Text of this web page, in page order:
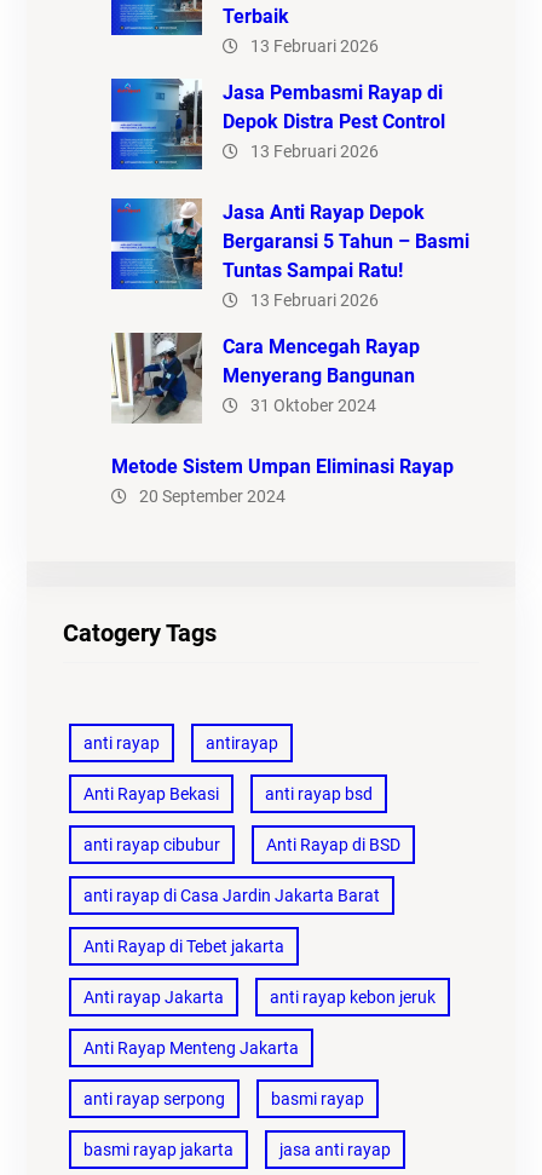
Terbaik
13 Februari 2026
Jasa Pembasmi Rayap di
Depok Distra Pest Control
13 Februari 2026
Jasa Anti Rayap Depok
Bergaransi 5 Tahun – Basmi
Tuntas Sampai Ratu!
13 Februari 2026
Cara Mencegah Rayap
Menyerang Bangunan
31 Oktober 2024
Metode Sistem Umpan Eliminasi Rayap
20 September 2024
Catogery Tags
anti rayap antirayap
Anti Rayap Bekasi anti rayap bsd
anti rayap cibubur Anti Rayap di BSD
anti rayap di Casa Jardin Jakarta Barat
Anti Rayap di Tebet jakarta
Anti rayap Jakarta anti rayap kebon jeruk
Anti Rayap Menteng Jakarta
anti rayap serpong basmi rayap
basmi rayap jakarta jasa anti rayap